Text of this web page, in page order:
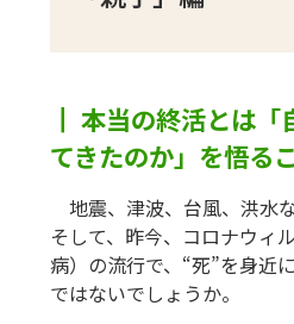
┃ 本当の終活とは「
てきたのか」を悟る
地震、津波、台風、洪水
そして、昨今、コロナウィ
病）の流行で、“死”を身近
ではないでしょうか。